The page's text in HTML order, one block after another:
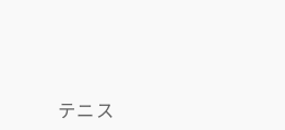
テニス